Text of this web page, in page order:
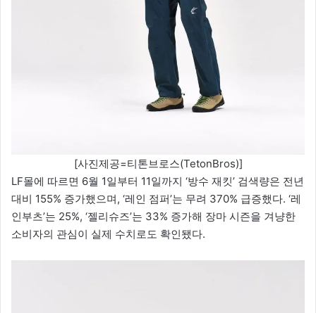
[사진제공=티톤브로스(TetonBros)]
LF몰에 따르면 6월 1일부터 11일까지 ‘방수 재킷’ 검색량은 전년
대비 155% 증가했으며, ‘레인 점퍼’는 무려 370% 급증했다. ‘레
인부츠’는 25%, ‘젤리슈즈’는 33% 증가해 장마 시즌을 겨냥한
소비자의 관심이 실제 수치로도 확인됐다.